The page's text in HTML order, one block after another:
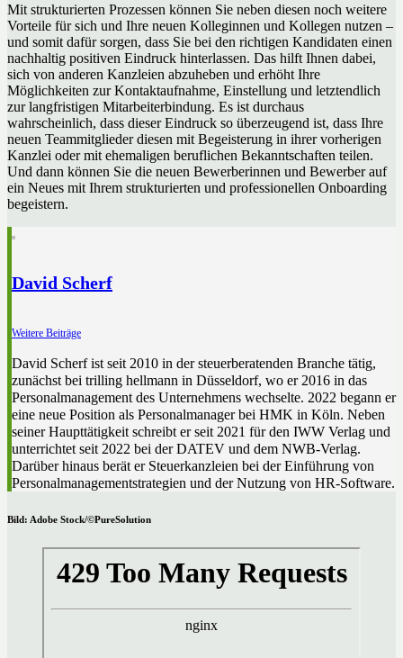
Mit strukturierten Prozessen können Sie neben diesen noch weitere
Vorteile für sich und Ihre neuen Kolleginnen und Kollegen nutzen –
und somit dafür sorgen, dass Sie bei den richtigen Kandidaten einen
nachhaltig positiven Eindruck hinterlassen. Das hilft Ihnen dabei,
sich von anderen Kanzleien abzuheben und erhöht Ihre
Möglichkeiten zur Kontaktaufnahme, Einstellung und letztendlich
zur langfristigen Mitarbeiterbindung. Es ist durchaus
wahrscheinlich, dass dieser Eindruck so überzeugend ist, dass Ihre
neuen Teammitglieder diesen mit Begeisterung in ihrer vorherigen
Kanzlei oder mit ehemaligen beruflichen Bekanntschaften teilen.
Und dann können Sie die neuen Bewerberinnen und Bewerber auf
ein Neues mit Ihrem strukturierten und professionellen Onboarding
begeistern.
David Scherf
Weitere Beiträge
David Scherf ist seit 2010 in der steuerberatenden Branche tätig,
zunächst bei trilling hellmann in Düsseldorf, wo er 2016 in das
Personalmanagement des Unternehmens wechselte. 2022 begann er
eine neue Position als Personalmanager bei HMK in Köln. Neben
seiner Haupttätigkeit schreibt er seit 2021 für den IWW Verlag und
unterrichtet seit 2022 bei der DATEV und dem NWB-Verlag.
Darüber hinaus berät er Steuerkanzleien bei der Einführung von
Personalmanagementstrategien und der Nutzung von HR-Software.
Bild: Adobe Stock/©PureSolution